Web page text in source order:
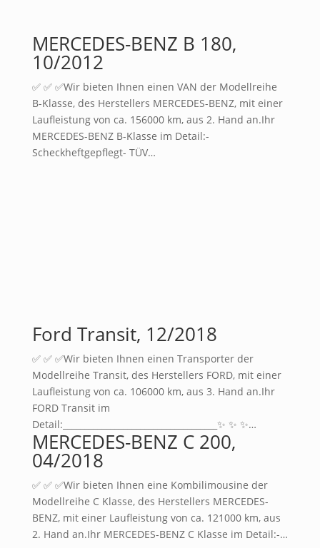
MERCEDES-BENZ B 180,
10/2012
✅ ✅ ✅Wir bieten Ihnen einen VAN der Modellreihe
B-Klasse, des Herstellers MERCEDES-BENZ, mit einer
Laufleistung von ca. 156000 km, aus 2. Hand an.Ihr
MERCEDES-BENZ B-Klasse im Detail:-
Scheckheftgepflegt- TÜV…
Ford Transit, 12/2018
✅ ✅ ✅Wir bieten Ihnen einen Transporter der
Modellreihe Transit, des Herstellers FORD, mit einer
Laufleistung von ca. 106000 km, aus 3. Hand an.Ihr
FORD Transit im
Detail:____________________________________✨ ✨ ✨…
MERCEDES-BENZ C 200,
04/2018
✅ ✅ ✅Wir bieten Ihnen eine Kombilimousine der
Modellreihe C Klasse, des Herstellers MERCEDES-
BENZ, mit einer Laufleistung von ca. 121000 km, aus
2. Hand an.Ihr MERCEDES-BENZ C Klasse im Detail:-…